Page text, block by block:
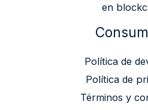
en
Política de
Política de
Términos y